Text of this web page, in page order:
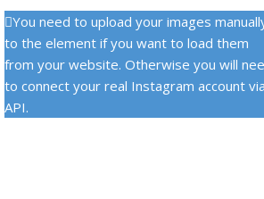
You need to upload your images
to the element if you want to load them
from your website. Otherwise you will
to connect your real Instagram account
API.